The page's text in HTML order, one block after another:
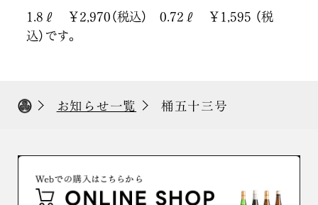
1.8ℓ ￥2,970（税込） 0.72ℓ ￥1,595 （税
込）です。
お知らせ一覧 桶五十三号